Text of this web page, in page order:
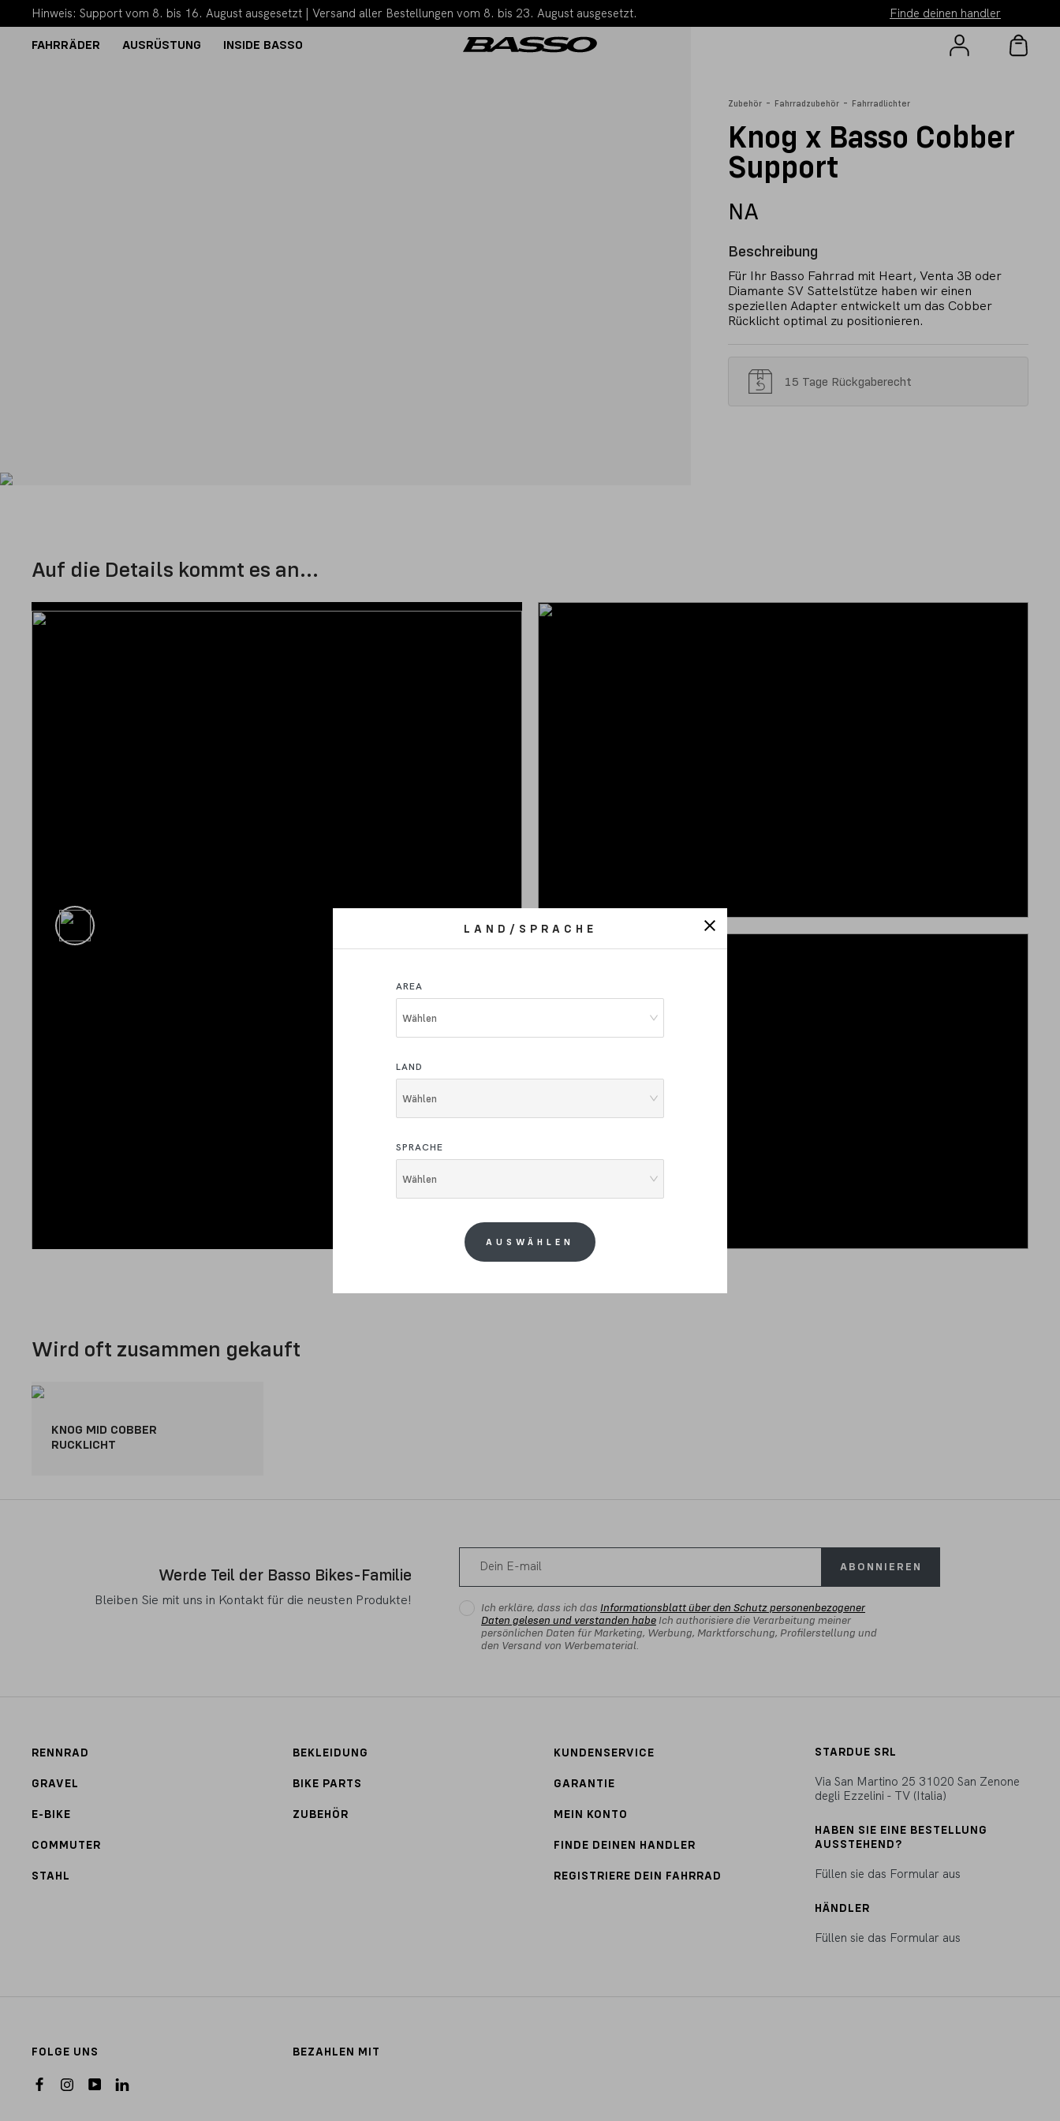
LAND/SPRACHE
AREA
Wählen
LAND
Wählen
SPRACHE
Wählen
AUSWÄHLEN
Hinweis: Support vom 8. bis 16. August ausgesetzt | Versand aller Bestellungen vom 8. bis 23. August ausgesetzt.
Finde deinen handler
FAHRRÄDER
AUSRÜSTUNG INSIDE BASSO
Zubehör - Fahrradzubehör - Fahrradlichter
Knog x Basso Cobber
Support
NA
Beschreibung
Für Ihr Basso Fahrrad mit Heart, Venta 3B oder
Diamante SV Sattelstütze haben wir einen
speziellen Adapter entwickelt um das Cobber
Rücklicht optimal zu positionieren.
15 Tage Rückgaberecht
Auf die Details kommt es an...
Wird oft zusammen gekauft
KNOG MID COBBER
RUCKLICHT
Werde Teil der Basso Bikes-Familie
Bleiben Sie mit uns in Kontakt für die neusten Produkte!
ABONNIEREN
Ich erkläre, dass ich das Informationsblatt über den Schutz personenbezogener
Daten gelesen und verstanden habe Ich authorisiere die Verarbeitung meiner
persönlichen Daten für Marketing, Werbung, Marktforschung, Profilerstellung und
den Versand von Werbematerial.
RENNRAD
GRAVEL
E-BIKE
COMMUTER
STAHL
BEKLEIDUNG
BIKE PARTS
ZUBEHÖR
KUNDENSERVICE
GARANTIE
MEIN KONTO
FINDE DEINEN HANDLER
REGISTRIERE DEIN FAHRRAD
STARDUE SRL
Via San Martino 25 31020 San Zenone
degli Ezzelini - TV (Italia)
HABEN SIE EINE BESTELLUNG
AUSSTEHEND?
Füllen sie das Formular aus
HÄNDLER
Füllen sie das Formular aus
FOLGE UNS BEZAHLEN MIT